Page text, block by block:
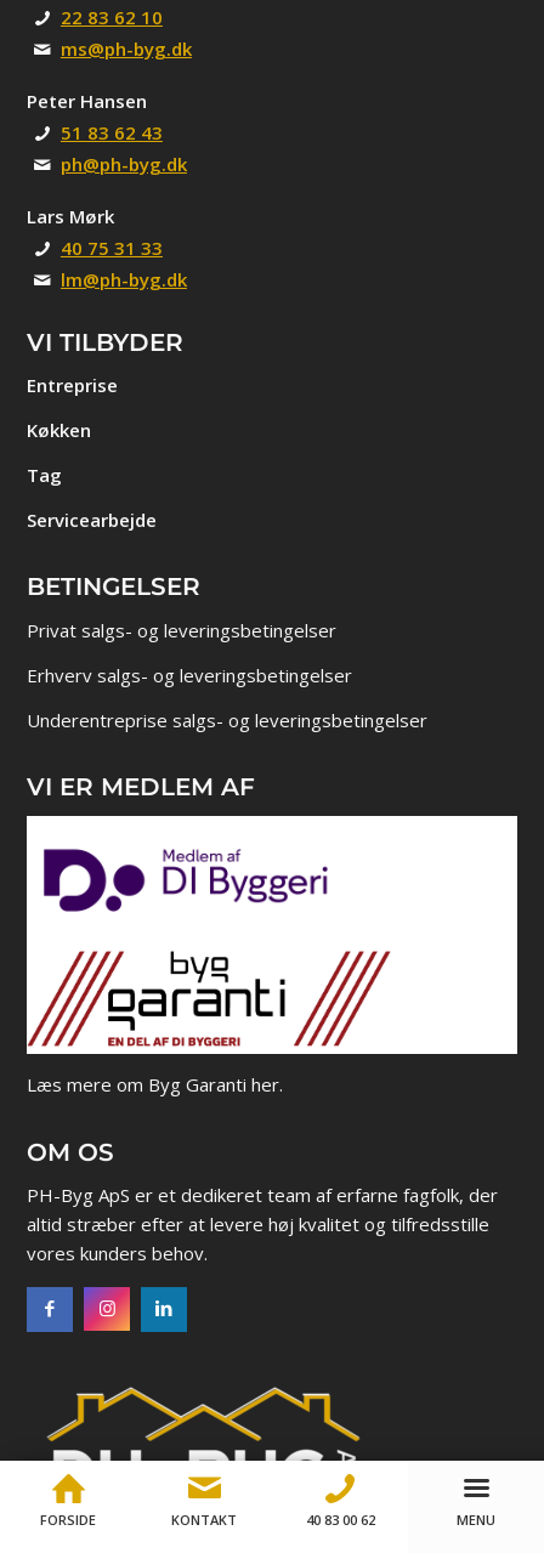
22 83 62 10
ms@ph-byg.dk
Peter Hansen
51 83 62 43
ph@ph-byg.dk
Lars Mørk
40 75 31 33
lm@ph-byg.dk
VI TILBYDER
Entreprise
Køkken
Tag
Servicearbejde
BETINGELSER
Privat salgs- og leveringsbetingelser
Erhverv salgs- og leveringsbetingelser
Underentreprise salgs- og leveringsbetingelser
VI ER MEDLEM AF
Læs mere om Byg Garanti her.
OM OS
PH-Byg ApS er et dedikeret team af erfarne fagfolk, der
altid stræber efter at levere høj kvalitet og tilfredsstille
vores kunders behov.
FORSIDE KONTAKT 40 83 00 62 MENU